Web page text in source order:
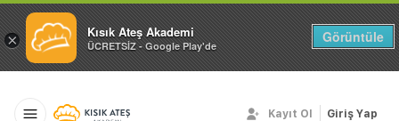
× Kısık Ateş Akademi
ÜCRETSİZ - Google Play'de
Görüntüle
Kayıt Ol Giriş Yap